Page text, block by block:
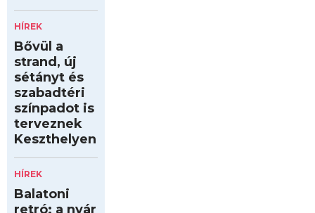
HÍREK
Bővül a
strand, új
sétányt és
szabadtéri
színpadot is
terveznek
Keszthelyen
HÍREK
Balatoni
retró: a nyár